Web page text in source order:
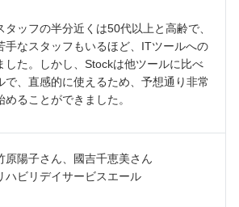
ッフの半分近くは50代以上と高齢で、
手なスタッフもいるほど、ITツールへの
した。しかし、Stockは他ツールに比べ
で、直感的に使えるため、予想通り非常
ることができました。
原陽子さん、國吉千恵美さん
ハビリデイサービスエール